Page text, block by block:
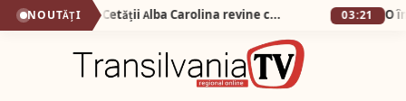
NOUTĂȚI De la 1 Mai: Garda Cetății Alba Carolina revine cu salve de tun și un spectacol istoric de excepție 03:21